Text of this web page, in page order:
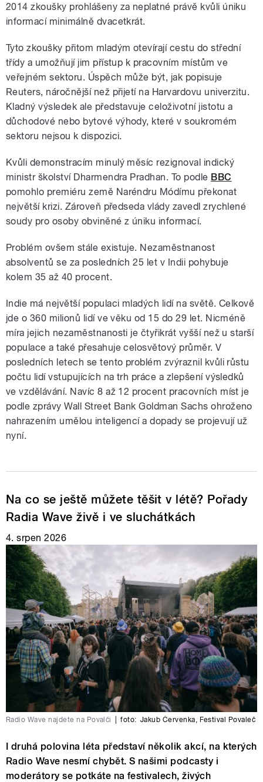
2014 zkoušky prohlášeny za neplatné právě kvůli úniku
informací minimálně dvacetkrát.
Tyto zkoušky přitom mladým otevírají cestu do střední
třídy a umožňují jim přístup k pracovním místům ve
veřejném sektoru. Úspěch může být, jak popisuje
Reuters, náročnější než přijetí na Harvardovu univerzitu.
Kladný výsledek ale představuje celoživotní jistotu a
důchodové nebo bytové výhody, které v soukromém
sektoru nejsou k dispozici.
Kvůli demonstracím minulý měsíc rezignoval indický
ministr školství Dharmendra Pradhan. To podle BBC
pomohlo premiéru země Naréndru Módímu překonat
největší krizi. Zároveň předseda vlády zavedl zrychlené
soudy pro osoby obviněné z úniku informací.
Problém ovšem stále existuje. Nezaměstnanost
absolventů se za posledních 25 let v Indii pohybuje
kolem 35 až 40 procent.
Indie má největší populaci mladých lidí na světě. Celkově
jde o 360 milionů lidí ve věku od 15 do 29 let. Nicméně
míra jejich nezaměstnanosti je čtyřikrát vyšší než u starší
populace a také přesahuje celosvětový průměr. V
posledních letech se tento problém zvýraznil kvůli růstu
počtu lidí vstupujících na trh práce a zlepšení výsledků
ve vzdělávání. Navíc 8 až 12 procent pracovních míst je
podle zprávy Wall Street Bank Goldman Sachs ohroženo
nahrazením umělou inteligencí a dopady se projevují už
nyní.
Na co se ještě můžete těšit v létě? Pořady
Radia Wave živě i ve sluchátkách
4. srpen 2026
Radio Wave najdete na Povalči foto: Jakub Červenka, Festival Povaleč
I druhá polovina léta představí několik akcí, na kterých
Radio Wave nesmí chybět. S našimi podcasty i
moderátory se potkáte na festivalech, živých